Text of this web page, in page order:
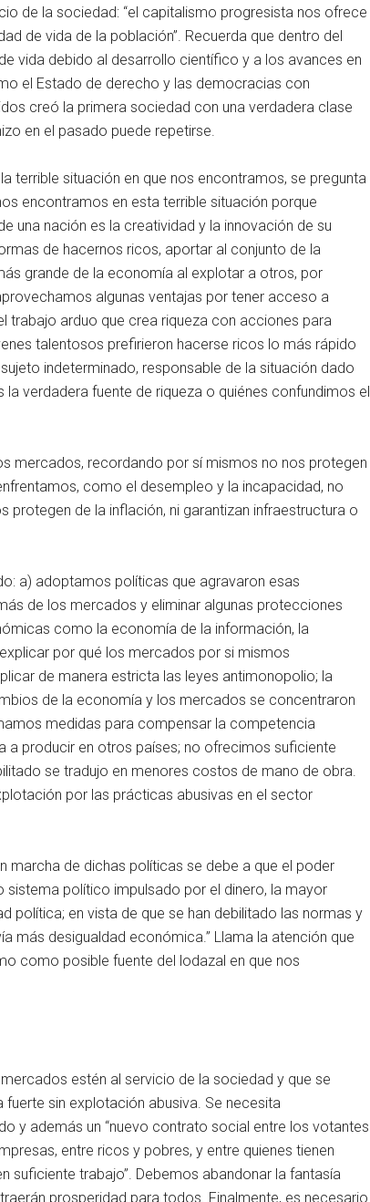
de la sociedad: “el capitalismo progresista nos ofrece
de vida de la población”. Recuerda que dentro del
vida debido al desarrollo científico y a los avances en
el Estado de derecho y las democracias con
creó la primera sociedad con una verdadera clase
en el pasado puede repetirse.
terrible situación en que nos encontramos, se pregunta
encontramos en esta terrible situación porque
una nación es la creatividad y la innovación de su
de hacernos ricos, aportar al conjunto de la
grande de la economía al explotar a otros, por
algunas ventajas por tener acceso a
trabajo arduo que crea riqueza con acciones para
talentosos prefirieron hacerse ricos lo más rápido
indeterminado, responsable de la situación dado
verdadera fuente de riqueza o quiénes confundimos el
mercados, recordando por sí mismos no nos protegen
como el desempleo y la incapacidad, no
de la inflación, ni garantizan infraestructura o
a) adoptamos políticas que agravaron esas
de los mercados y eliminar algunas protecciones
como la economía de la información, la
por qué los mercados por si mismos
de manera estricta las leyes antimonopolio; la
de la economía y los mercados se concentraron
medidas para compensar la competencia
a producir en otros países; no ofrecimos suficiente
se tradujo en menores costos de mano de obra.
por las prácticas abusivas en el sector
marcha de dichas políticas se debe a que el poder
político impulsado por el dinero, la mayor
política; en vista de que se han debilitado las normas y
más desigualdad económica.” Llama la atención que
como posible fuente del lodazal en que nos
estén al servicio de la sociedad y que se
sin explotación abusiva. Se necesita
y además un “nuevo contrato social entre los votantes
entre ricos y pobres, y entre quienes tienen
suficiente trabajo”. Debemos abandonar la fantasía
prosperidad para todos. Finalmente, es necesario